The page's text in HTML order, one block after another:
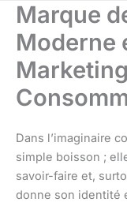
Marque
Modernе
Dans l’imaginaire
simple boisson ;
savoir-faire et,
donne son identité